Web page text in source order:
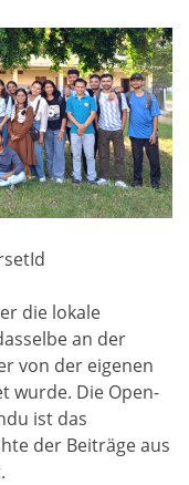
die lokale
an der
von der eigenen
wurde. Die Open-
ist das
der Beiträge aus